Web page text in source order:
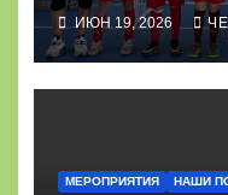
ИЮН 19, 2026
МЕРОПРИЯТИЯ НАШИ